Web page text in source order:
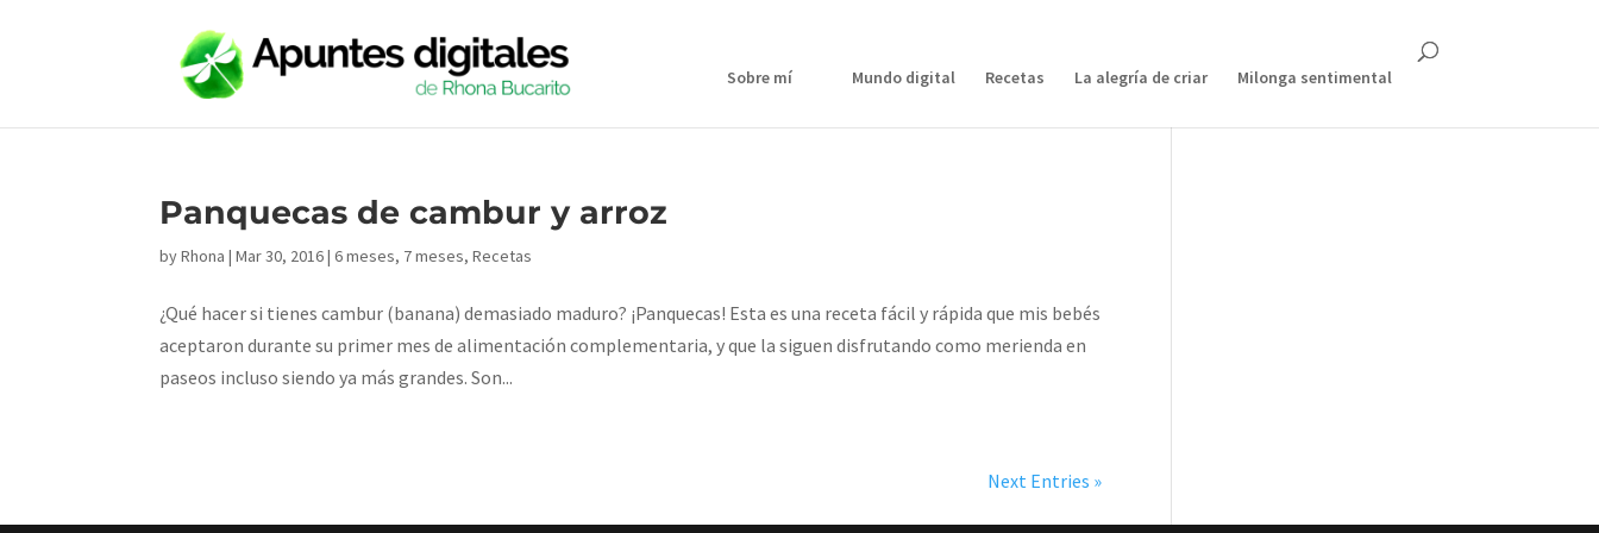
Sobre mí Mundo digital Recetas La alegría de criar Milonga sentimental
Panquecas de cambur y arroz
byRhona |Mar 30, 2016|6 meses, 7 meses,Recetas
¿Qué hacer si tienes cambur (banana) demasiado maduro? ¡Panquecas! Esta es una receta fácil y rápida que mis bebés
aceptaron durante su primer mes de alimentación complementaria, y que la siguen disfrutando como merienda en
paseos incluso siendo ya más grandes. Son...
Next Entries »